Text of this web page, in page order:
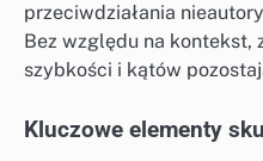
przeciwdziałania
Bez względu na kontekst,
szybkości i kątów
Kluczowe elementy